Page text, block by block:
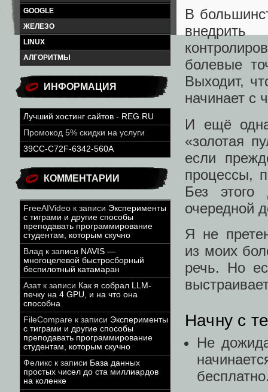
GOOGLE
ЖЕЛЕЗО
LINUX
АЛГОРИТМЫ
ИНФОРМАЦИЯ
Лучший хостинг сайтов - REG.RU
Промокод 5% скидки на услуги
39CC-C72F-6342-560A
КОММЕНТАРИИ
FreeAIVideo к записи Эксперименты
с тиграми и другие способы
преподавать программирование
студентам, которым скучно
Влад к записи NAVIS —
многоцелевой быстросборный
беспилотный катамаран
Азатк записи Как я собрал LLM-
печку на 4 GPU, и на что она
способна
FileCompare к записи Эксперименты
с тиграми и другие способы
преподавать программирование
студентам, которым скучно
Феликс к записи База данных
простых чисел до ста миллиардов
на коленке
В
болевые
Выходит,
начинает с
И ещё
«золотая
если
процессы,
Без этого
очередной
Я не
из моих
речь. Но
Начну с
Не